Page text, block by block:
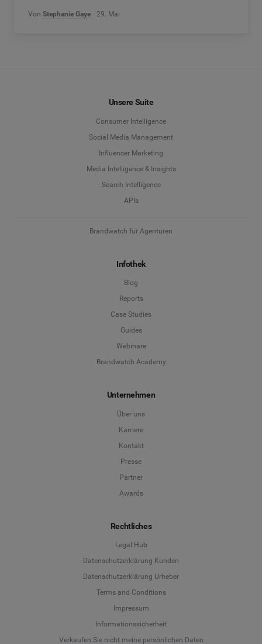
Von Stephanie Gaye 29. Mai
Unsere Suite
Consumer Intelligence
Social Media Management
Influencer Marketing
Media Intelligence & Insights
Search Intelligence
APIs
Brandwatch für Agenturen
Infothek
Blog
Reports
Case Studies
Guides
Webinare
Brandwatch Academy
Unternehmen
Über uns
Karriere
Kontakt
Presse
Partner
Awards
Rechtliches
Legal Hub
Datenschutzerklärung Kunden
Datenschutzerklärung Urheber
Terms and Conditions
Impressum
Informationssicherheit
Verkaufen Sie nicht meine persönlichen Daten
Deutsch